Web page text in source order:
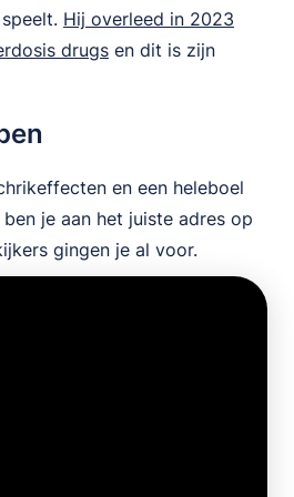
Hij overleed in 2023
drugs en dit is zijn
en een heleboel
je aan het juiste adres op
gingen je al voor.